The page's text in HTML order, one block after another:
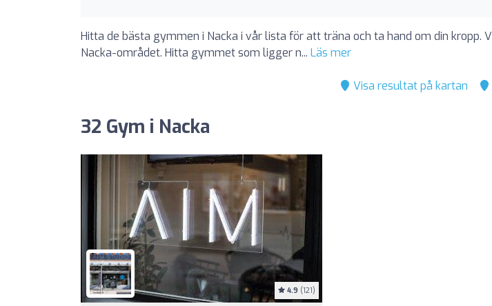
Hitta de bästa gymmen i Nacka i vår lista för att träna och ta hand om din
Nacka-området. Hitta gymmet som ligger n... Läs mer
Visa resultat på kartan
32 Gym i Nacka
4.9 (121)